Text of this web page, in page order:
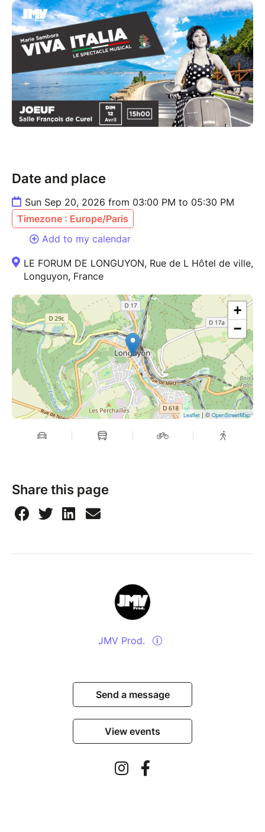
Date and place
Sun Sep 20, 2026 from 03:00 PM to 05:30 PM
Timezone : Europe/Paris
Add to my calendar
LE FORUM DE LONGUYON, Rue de L Hôtel de ville,
Longuyon, France
+
−
Leaflet | ©OpenStreetMap
Share this page
JMV Prod.
Send a message
View events